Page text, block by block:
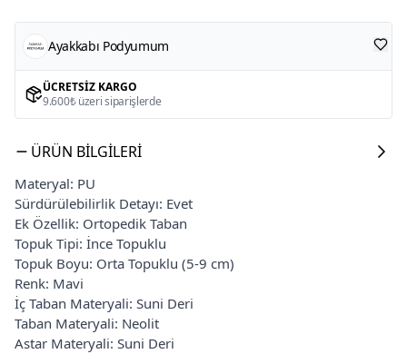
Ayakkabı Podyumum
ÜCRETSIZ KARGO
9.600₺ üzeri siparişlerde
ÜRÜN BILGILERI
Materyal: PU
Sürdürülebilirlik Detayı: Evet
Ek Özellik: Ortopedik Taban
Topuk Tipi: İnce Topuklu
Topuk Boyu: Orta Topuklu (5-9 cm)
Renk: Mavi
İç Taban Materyali: Suni Deri
Taban Materyali: Neolit
Astar Materyali: Suni Deri